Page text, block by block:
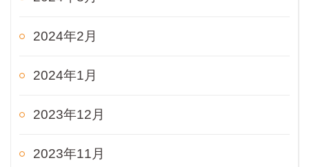
2024年2月
2024年1月
2023年12月
2023年11月